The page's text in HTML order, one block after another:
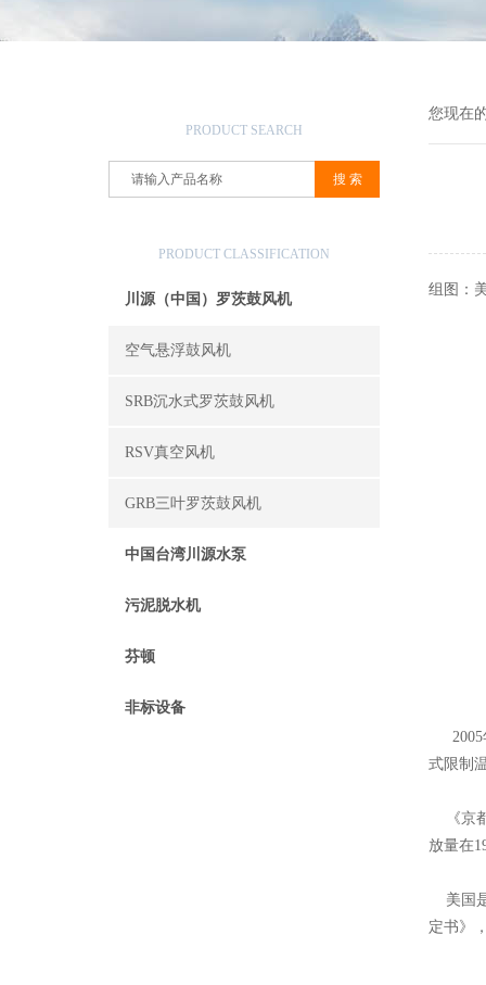
PRODUCT SEARCH
PRODUCT CLASSIFICATION
川源（中国）罗茨鼓风机
空气悬浮鼓风机
SRB沉水式罗茨鼓风机
RSV真空风机
GRB三叶罗茨鼓风机
中国台湾川源水泵
污泥脱水机
芬顿
非标设备
您现在
组图：
2005
式限制
《京都
放量在
美国是
定书》